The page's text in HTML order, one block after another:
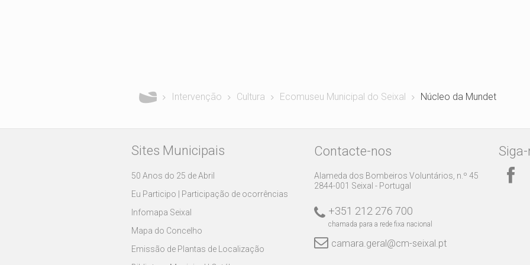
Intervenção Cultura Ecomuseu Municipal do Seixal Núcleo da Mundet
Sites Municipais
50 Anos do 25 de Abril
Eu Participo | Participação de ocorrências
Infomapa Seixal
Mapa do Concelho
Emissão de Plantas de Localização
Contacte-nos
Alameda dos Bombeiros Voluntários, n.º 45
2844-001 Seixal - Portugal
+351 212 276 700
chamada para a rede fixa nacional
camara.geral@cm-seixal.pt